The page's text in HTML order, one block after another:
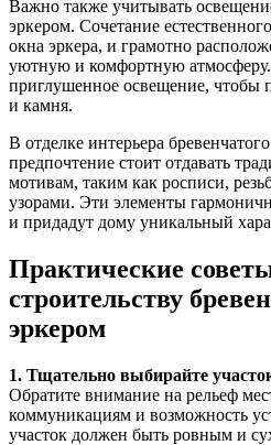
Важно также учитывать
эркером. Сочетание
окна эркера, и грамотно
уютную и комфортную
приглушенное освещение, чтобы
и камня.
В отделке интерьера
предпочтение стоит отдавать
мотивам, таким как росписи,
узорами. Эти элементы
и придадут дому уникальный
Практические
строительству
эркером
1. Тщательно выбирайте
Обратите внимание на рельеф
коммуникациям и возможность
участок должен быть ровным и